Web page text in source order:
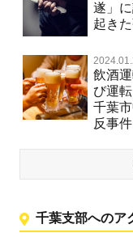
遂」
起き
飲酒
び運
千葉
反事件
千葉支部へのア